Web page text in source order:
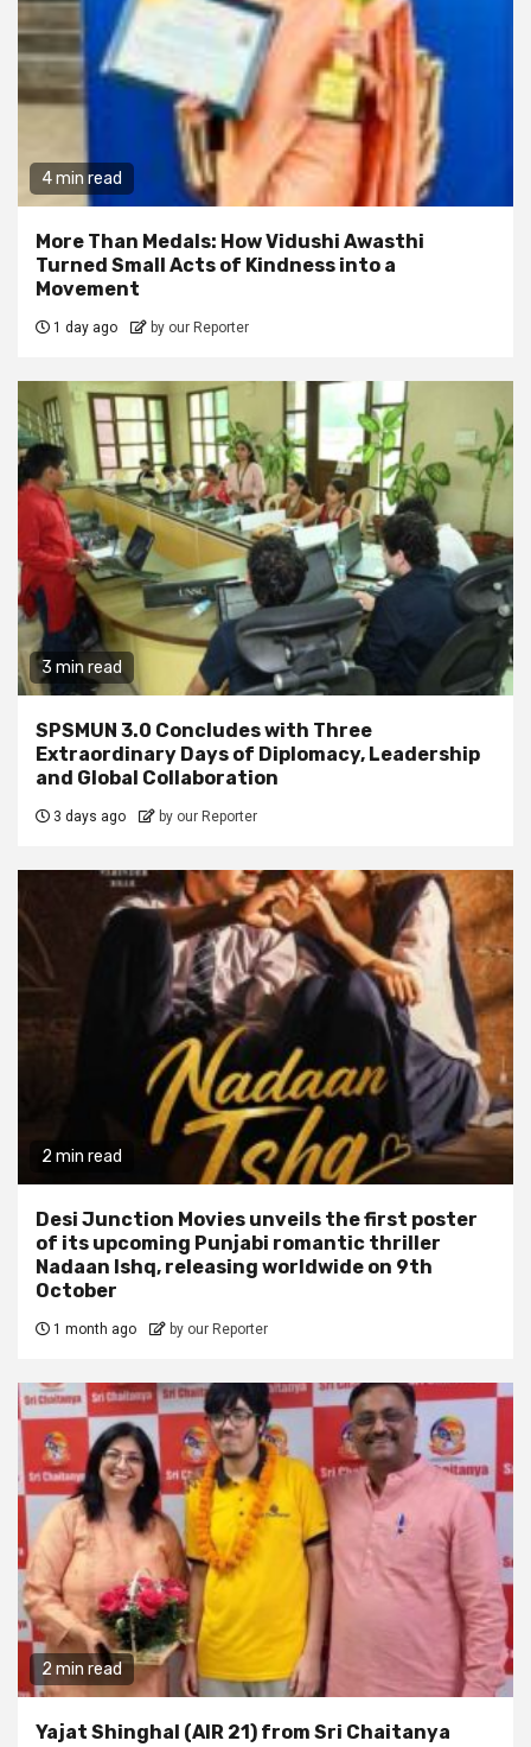
4 min read
More Than Medals: How Vidushi Awasthi
Turned Small Acts of Kindness into a
Movement
1 day ago by our Reporter
3 min read
SPSMUN 3.0 Concludes with Three
Extraordinary Days of Diplomacy, Leadership
and Global Collaboration
3 days ago by our Reporter
2 min read
Desi Junction Movies unveils the first poster
of its upcoming Punjabi romantic thriller
Nadaan Ishq, releasing worldwide on 9th
October
1 month ago by our Reporter
2 min read
Yajat Shinghal (AIR 21) from Sri Chaitanya